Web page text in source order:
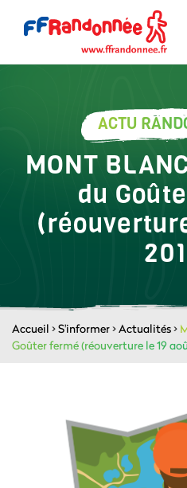
ACTU
MONT
du
Accueil >S'informer>Actualités>
Goûter fermé (réouverture le 19